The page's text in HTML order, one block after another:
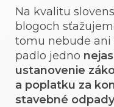
Na kvalitu
blogoch
tomu nebude ani
padlo jedno
ustanovenie
a poplatku za
stavebné